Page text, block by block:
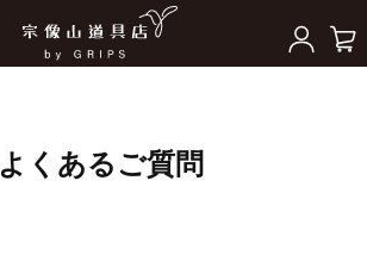
よくあるご質問